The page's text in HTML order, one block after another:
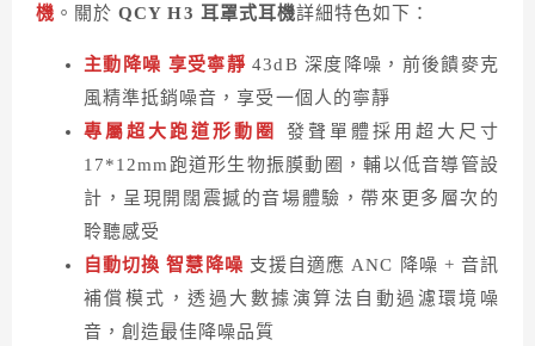
機 。關於QCY H3 耳罩式耳機詳細特色如下：
主動降噪 享受寧靜 43dB 深度降噪，前後饋麥克
風精準抵銷噪音，享受一個人的寧靜
專屬超大跑道形動圈
發聲單體採用超大尺寸
17*12mm跑道形生物振膜動圈，輔以低音導管設
計，呈現開闊震撼的音場體驗，帶來更多層次的
聆聽感受
自動切換 智慧降噪 支援自適應 ANC 降噪 + 音訊
補償模式，透過大數據演算法自動過濾環境噪
音，創造最佳降噪品質